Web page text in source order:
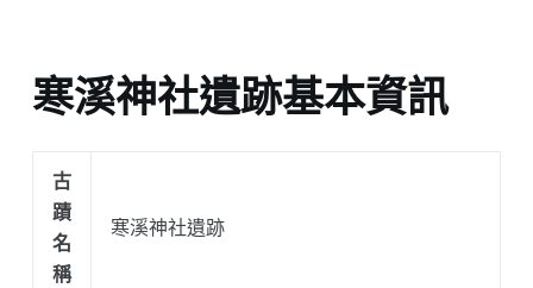
寒溪神社遺跡基本資訊
古
蹟
名
稱
寒溪神社遺跡